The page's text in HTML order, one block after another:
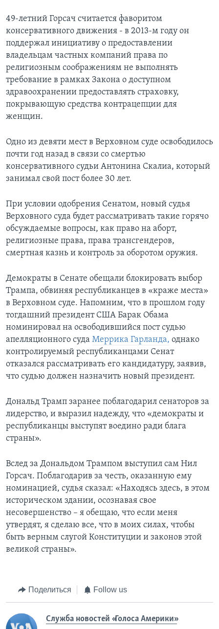
49-летний Горсач считается фаворитом
консервативного движения - в 2013-м году он
поддержал инициативу о предоставлении
владельцам частных компаний права по
религиозным соображениям не выполнять
требование в рамках Закона о доступном
здравоохранении предоставлять страховку,
покрывающую средства контрацепции для
женщин.
Одно из девяти мест в Верховном суде освободилось
почти год назад в связи со смертью
консервативного судьи Антонина Скалиа, который
занимал свой пост более 30 лет.
При условии одобрения Сенатом, новый судья
Верховного суда будет рассматривать такие горячо
обсуждаемые вопросы, как право на аборт,
религиозные права, права трансгендеров,
смертная казнь и контроль за оборотом оружия.
Демократы в Сенате обещали блокировать выбор
Трампа, обвиняя республиканцев в «краже места»
в Верховном суде. Напомним, что в прошлом году
тогдашний президент США Барак Обама
номинировал на освободившийся пост судью
апелляционного суда Меррика Гарланда, однако
контролируемый республиканцами Сенат
отказался рассматривать его кандидатуру, заявив,
что судью должен назначить новый президент.
Дональд Трамп заранее поблагодарил сенаторов за
лидерство, и выразил надежду, что «демократы и
республиканцы выступят воедино ради блага
страны».
Вслед за Дональдом Трампом выступил сам Нил
Горсач. Поблагодарив за честь, оказанную ему
номинацией, судья сказал: «Находясь здесь, в этом
историческом здании, осознавая свое
несовершенство – я обещаю, что если меня
утвердят, я сделаю все, что в моих силах, чтобы
быть верным слугой Конституции и законов этой
великой страны».
Поделиться Follow us
Служба новостей «Голоса Америки»